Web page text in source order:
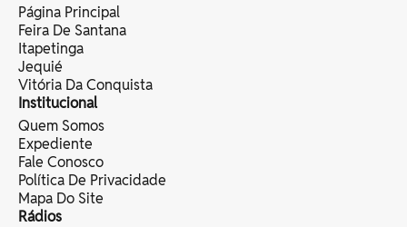
Página Principal
Feira De Santana
Itapetinga
Jequié
Vitória Da Conquista
Institucional
Quem Somos
Expediente
Fale Conosco
Política De Privacidade
Mapa Do Site
Rádios